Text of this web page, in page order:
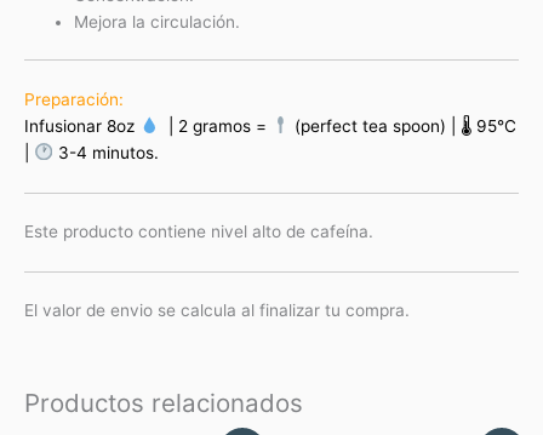
Mejora la circulación.
Preparación:
Infusionar 8oz
| 2 gramos =
(perfect tea spoon) | 🌡 95°C
3-4 minutos.
Este producto contiene nivel alto de cafeína.
El valor de envio se calcula al finalizar tu compra.
Productos relacionados